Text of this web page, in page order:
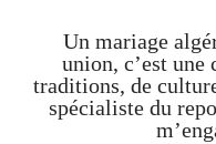
Un mariage
union, c’est
traditions, de
spécialiste du